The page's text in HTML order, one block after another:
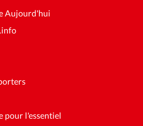
Aujourd'hui
pour l'essentiel